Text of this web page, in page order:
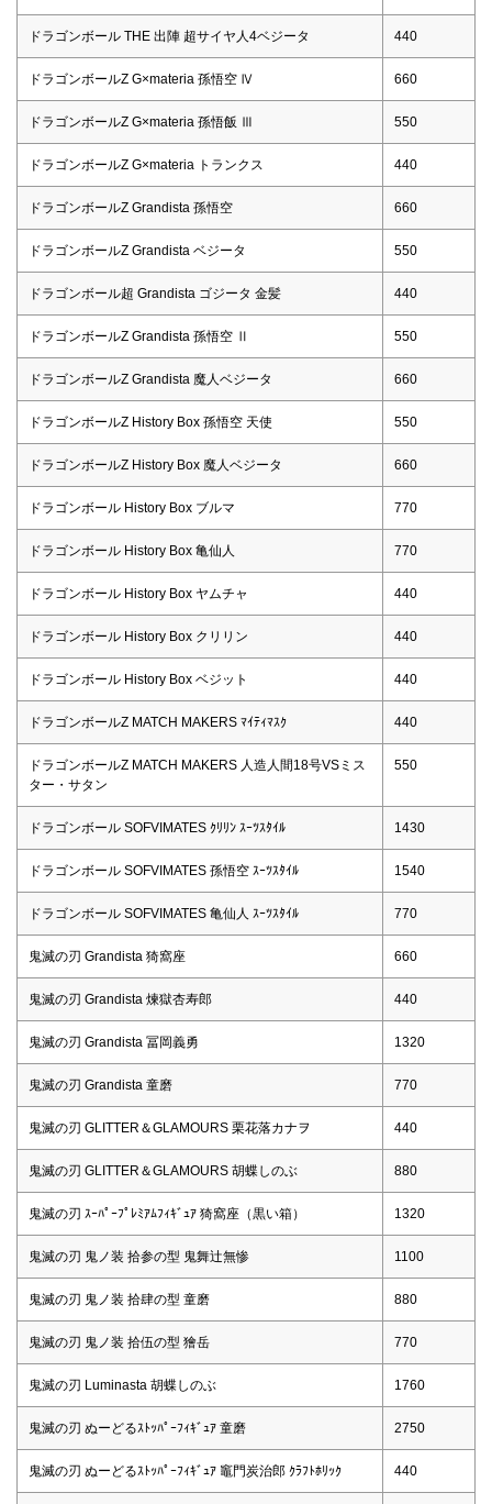
ドラゴンボール THE 出陣 超サイヤ人4ベジータ 440
ドラゴンボールZ G×materia 孫悟空 Ⅳ 660
ドラゴンボールZ G×materia 孫悟飯 Ⅲ 550
ドラゴンボールZ G×materia トランクス 440
ドラゴンボールZ Grandista 孫悟空 660
ドラゴンボールZ Grandista ベジータ 550
ドラゴンボール超 Grandista ゴジータ 金髪 440
ドラゴンボールZ Grandista 孫悟空 Ⅱ 550
ドラゴンボールZ Grandista 魔人ベジータ 660
ドラゴンボールZ History Box 孫悟空 天使 550
ドラゴンボールZ History Box 魔人ベジータ 660
ドラゴンボール History Box ブルマ 770
ドラゴンボール History Box 亀仙人 770
ドラゴンボール History Box ヤムチャ 440
ドラゴンボール History Box クリリン 440
ドラゴンボール History Box ベジット 440
ドラゴンボールZ MATCH MAKERS ﾏｲﾃｨﾏｽｸ 440
ドラゴンボールZ MATCH MAKERS 人造人間18号VSミス
ター・サタン
550
ドラゴンボール SOFVIMATES ｸﾘﾘﾝ ｽｰﾂｽﾀｲﾙ 1430
ドラゴンボール SOFVIMATES 孫悟空 ｽｰﾂｽﾀｲﾙ 1540
ドラゴンボール SOFVIMATES 亀仙人 ｽｰﾂｽﾀｲﾙ 770
鬼滅の刃 Grandista 猗窩座 660
鬼滅の刃 Grandista 煉獄杏寿郎 440
鬼滅の刃 Grandista 冨岡義勇 1320
鬼滅の刃 Grandista 童磨 770
鬼滅の刃 GLITTER＆GLAMOURS 栗花落カナヲ 440
鬼滅の刃 GLITTER＆GLAMOURS 胡蝶しのぶ 880
鬼滅の刃 ｽｰﾊﾟｰﾌﾟﾚﾐｱﾑﾌｨｷﾞｭｱ 猗窩座（黒い箱） 1320
鬼滅の刃 鬼ノ装 拾参の型 鬼舞辻無惨 1100
鬼滅の刃 鬼ノ装 拾肆の型 童磨 880
鬼滅の刃 鬼ノ装 拾伍の型 獪岳 770
鬼滅の刃 Luminasta 胡蝶しのぶ 1760
鬼滅の刃 ぬーどるｽﾄｯﾊﾟｰﾌｨｷﾞｭｱ 童磨 2750
鬼滅の刃 ぬーどるｽﾄｯﾊﾟｰﾌｨｷﾞｭｱ 竈門炭治郎 ｸﾗﾌﾄﾎﾘｯｸ 440